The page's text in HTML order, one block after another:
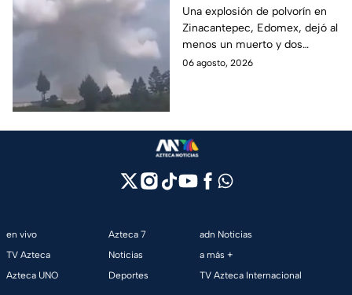
polvorín en Santa
María del Monte,
Zinacantepec; reportan
al menos un muerto y
Una explosión de polvorín en
Zinacantepec, Edomex, dejó al
menos un muerto y dos
heridos; autoridades atiende la
06 agosto, 2026
en vivo
TV Azteca
Azteca UNO
Azteca 7
Noticias
Deportes
adn Noticias
a más +
TV Azteca Internacional